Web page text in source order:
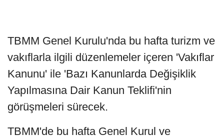
TBMM Genel Kurulu'nda bu hafta turizm ve
vakıflarla ilgili düzenlemeler içeren 'Vakıflar
Kanunu' ile 'Bazı Kanunlarda Değişiklik
Yapılmasına Dair Kanun Teklifi'nin
görüşmeleri sürecek.
TBMM'de bu hafta Genel Kurul ve